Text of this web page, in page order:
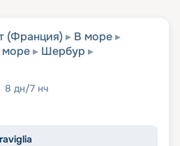
(Франция)
В море
море
Шербур
8 дн/7 нч